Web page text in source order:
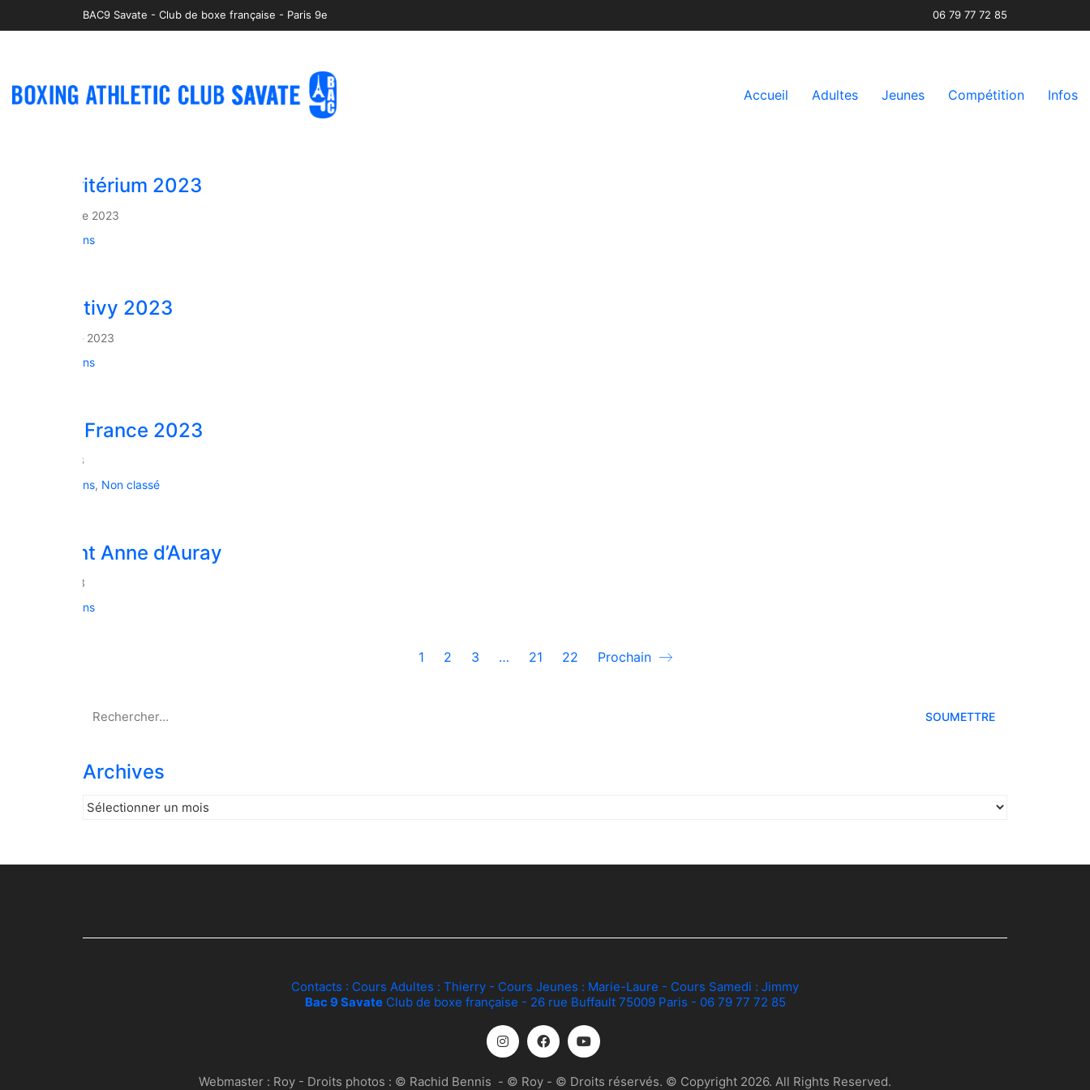
BAC9 Savate - Club de boxe française - Paris 9e 06 79 77 72 85
Accueil Adultes Jeunes Compétition Infos
Finale Critérium 2023
2 novembre 2023
Compétitions
Gala Pontivy 2023
24 octobre 2023
Compétitions
Open de France 2023
5 juin 2023
Compétitions, Non classé
Gala Saint Anne d’Auray
9 mai 2023
Compétitions
1 2 3 … 21 22 Prochain
Archives
Archives
Contacts : Cours Adultes : Thierry - Cours Jeunes : Marie-Laure - Cours Samedi : Jimmy
Bac 9 SavateClub de boxe française - 26 rue Buffault 75009 Paris - 06 79 77 72 85
Webmaster : Roy - Droits photos : © Rachid Bennis - © Roy - © Droits réservés. © Copyright 2026. All Rights Reserved.